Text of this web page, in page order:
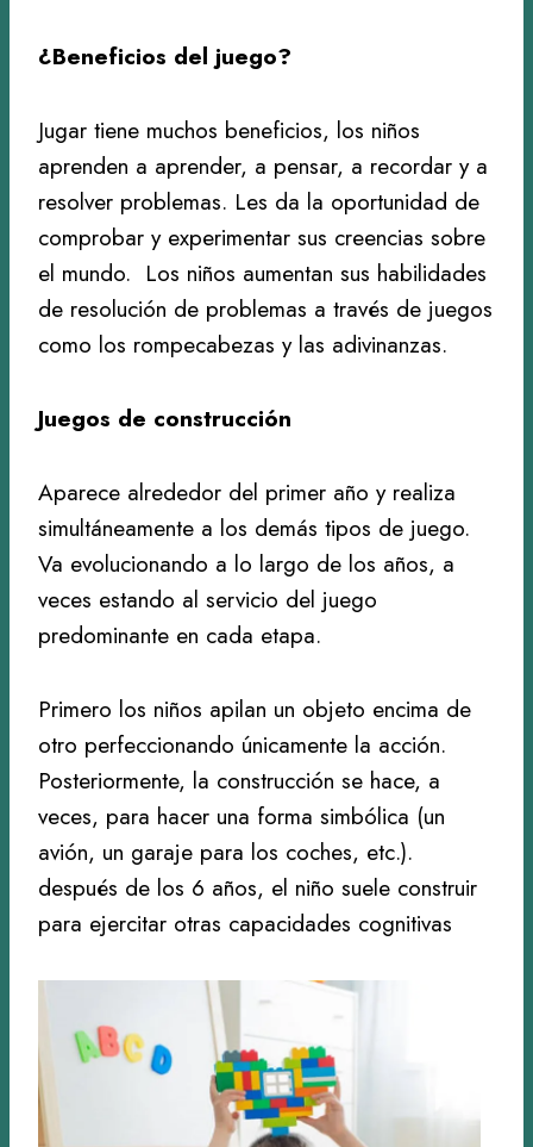
¿Beneficios del juego?
Jugar tiene muchos beneficios, los niños
aprenden a aprender, a pensar, a recordar y a
resolver problemas. Les da la oportunidad de
comprobar y experimentar sus creencias sobre
el mundo. Los niños aumentan sus habilidades
de resolución de problemas a través de juegos
como los rompecabezas y las adivinanzas.
Juegos de construcción
Aparece alrededor del primer año y realiza
simultáneamente a los demás tipos de juego.
Va evolucionando a lo largo de los años, a
veces estando al servicio del juego
predominante en cada etapa.
Primero los niños apilan un objeto encima de
otro perfeccionando únicamente la acción.
Posteriormente, la construcción se hace, a
veces, para hacer una forma simbólica (un
avión, un garaje para los coches, etc.).
después de los 6 años, el niño suele construir
para ejercitar otras capacidades cognitivas